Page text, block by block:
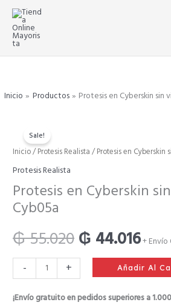
contenido
Inicio Productos Protesis en Cyberskin sin
Sale!
Inicio/Protesis Realista / Protesis en Cyberskin
Protesis Realista
Protesis en Cyberskin
Cyb05a
₲55.020
El
precio
era:
₲ 55.020.
₲ 44.016
El
es:
₲
+ Envío
-
Protesis
en
sin
vibro
16x3,5
/
Cyb05a
cantidad
+ Añadir Al
¡Envío gratuito en pedidos superiores a